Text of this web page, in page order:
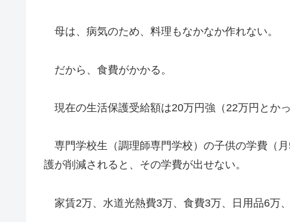
母は、病気のため、料理もなかなか作れない。
だから、食費がかかる。
現在の生活保護受給額は20万円強（22万円とか
専門学校生（調理師専門学校）の子供の学費（
護が削減されると、その学費が出せない。
家賃2万、水道光熱費3万、食費3万、日用品6万、